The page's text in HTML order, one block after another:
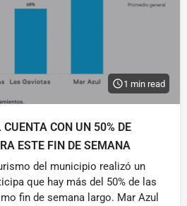
1 min read
CON UN 50% DE
ESTE FIN DE SEMANA
del municipio realizó un
que hay más del 50% de las
fin de semana largo. Mar Azul